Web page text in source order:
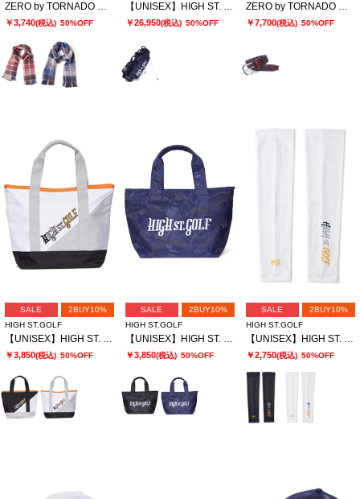
￥3,740(税込) 50%OFF ￥26,950(税込) 50%OFF ￥7,700(税込) 50%OFF
SALE
2BUY10%
HIGH ST.GOLF
【UNISEX】HIGH ST. GOLF∴カラーブロッキング カートバッグ
￥3,850(税込) 50%OFF
SALE
2BUY10%
HIGH ST.GOLF
【UNISEX】HIGH ST. GOLF∴3Dロゴ刺繍 カモ柄カートバッグ
￥3,850(税込) 50%OFF
SALE
2BUY10%
HIGH ST.GOLF
【UNISEX】HIGH ST. GOLF∴HSGロゴ UVアームカバー ＜AdE＞
￥2,750(税込) 50%OFF